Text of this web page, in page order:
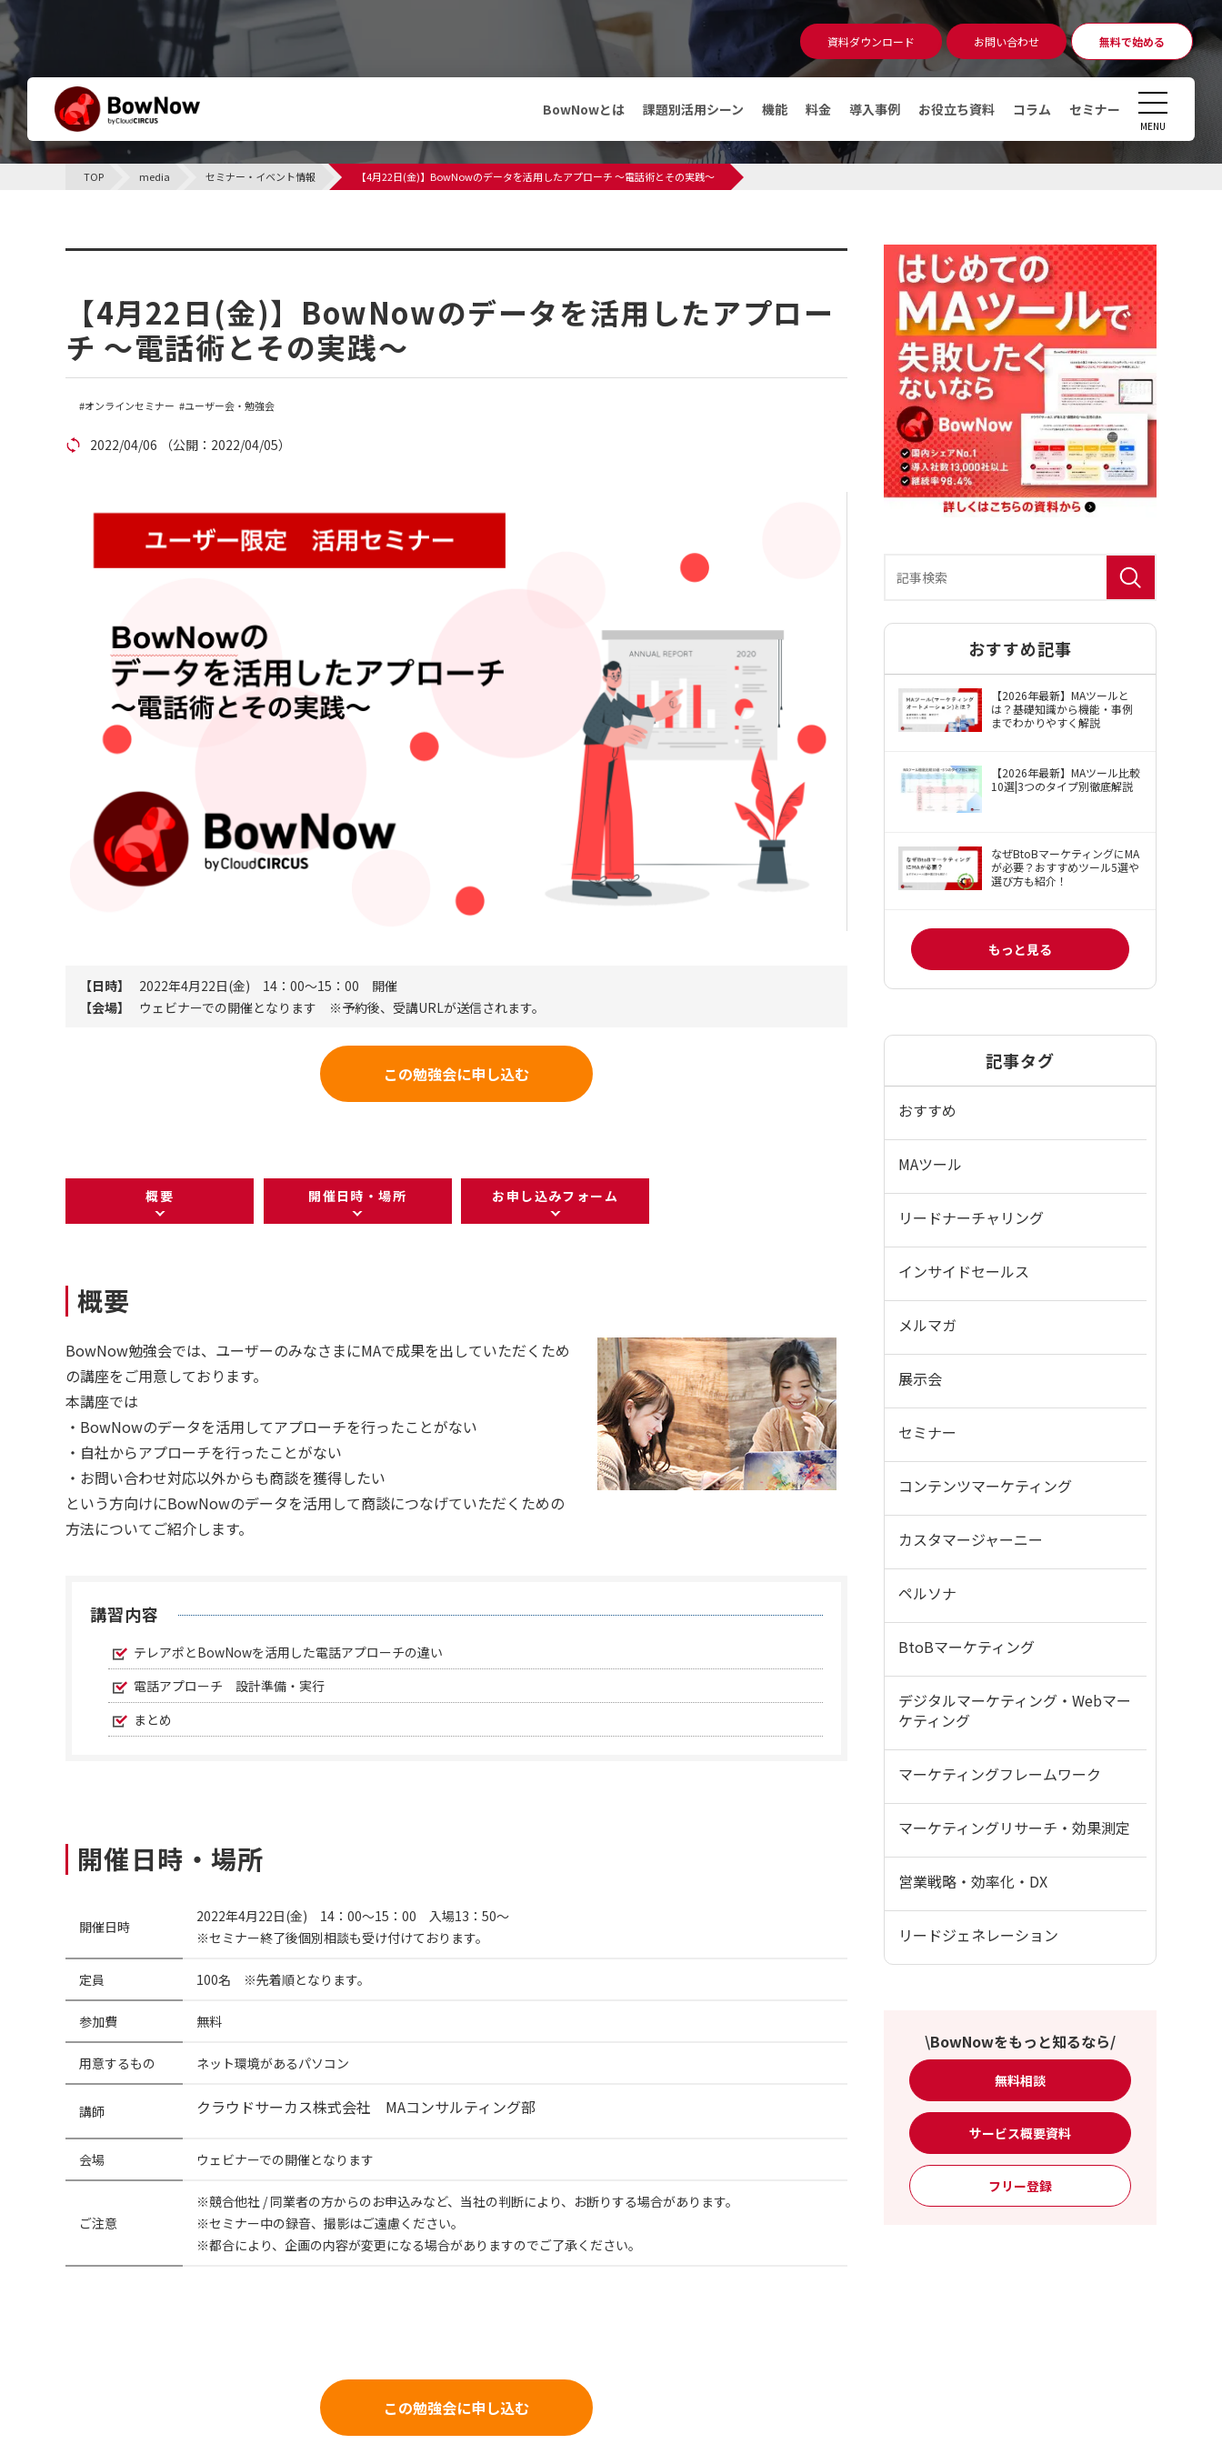
BowNowとは 課題別活用シーン 機能 料金 導入事例 お役立ち資料 コラム セミナー
資料ダウンロード お問い合わせ 無料で始める
MENU
資料ダウンロード 無料相談 アカウント発行
CLOSE
BowNowとは 機能
導入事例
メディア
導入事例
コラム
デジタルマーケティングとは
デマンドジェネレーションとは
MAツール運用時のKPI・KGI
MAツールの導入費用っていくら
かかるの？
アカウント発行
セミナー
代理店お問い合わせ
代理販売について
サイトマップ 個人情報保護方針 情報セキュリティ基本方針 特定個人情報取扱方針 BowNow（バウナウ）使用許諾約款
会社概要
TOP media セミナー・イベント情報 【4月22日(金)】BowNowのデータを活用したアプローチ 〜電話術とその実践〜
セミナー・イベント情報
【4月22日(金)】BowNowのデータを活用したアプロー
チ 〜電話術とその実践〜
オンラインセミナー ユーザー会・勉強会
2022/04/06 （公開：2022/04/05）
【日時】
2022年4月22日(金) 14：00～15：00 開催
【会場】
ウェビナーでの開催となります ※予約後、受講URLが送信されます。
この勉強会に申し込む
概要 開催日時・場所 お申し込みフォーム
概要
BowNow勉強会では、ユーザーのみなさまにMAで成果を出していただくため
の講座をご用意しております。
本講座では
・BowNowのデータを活用してアプローチを行ったことがない
・自社からアプローチを行ったことがない
・お問い合わせ対応以外からも商談を獲得したい
という方向けにBowNowのデータを活用して商談につなげていただくための
方法についてご紹介します。
講習内容
テレアポとBowNowを活用した電話アプローチの違い
電話アプローチ 設計準備・実行
まとめ
開催日時・場所
開催日時
2022年4月22日(金) 14：00～15：00 入場13：50～
※セミナー終了後個別相談も受け付けております。
定員 100名 ※先着順となります。
参加費 無料
用意するもの ネット環境があるパソコン
講師 クラウドサーカス株式会社 MAコンサルティング部
会場 ウェビナーでの開催となります
ご注意
※競合他社 / 同業者の方からのお申込みなど、当社の判断により、お断りする場合があります。
※セミナー中の録音、撮影はご遠慮ください。
※都合により、企画の内容が変更になる場合がありますのでご了承ください。
この勉強会に申し込む
おすすめ記事
【2026年最新】MAツールと
は？基礎知識から機能・事例
までわかりやすく解説
【2026年最新】MAツール比較
10選|3つのタイプ別徹底解説
なぜBtoBマーケティングにMA
が必要？おすすめツール5選や
選び方も紹介！
もっと見る
記事タグ
おすすめ
MAツール
リードナーチャリング
インサイドセールス
メルマガ
展示会
セミナー
コンテンツマーケティング
カスタマージャーニー
ペルソナ
BtoBマーケティング
デジタルマーケティング・Webマー
ケティング
マーケティングフレームワーク
マーケティングリサーチ・効果測定
営業戦略・効率化・DX
リードジェネレーション
\BowNowをもっと知るなら/
無料相談
サービス概要資料
フリー登録